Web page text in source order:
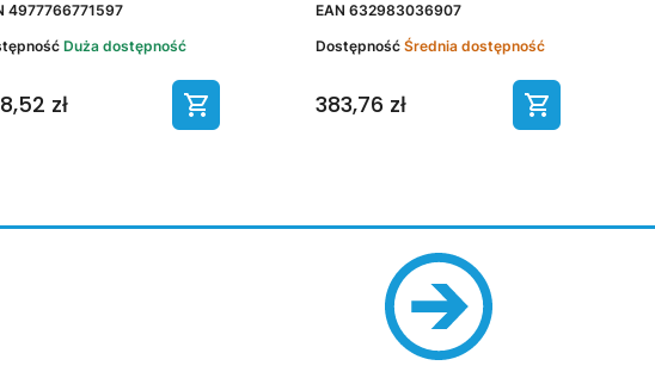
4977766771597
Duża dostępność
zł
EAN 632983036907
Dostępność Średnia dostępność
383,76 zł